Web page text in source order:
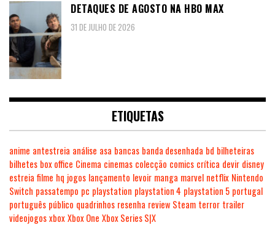
DETAQUES DE AGOSTO NA HBO MAX
31 DE JULHO DE 2026
ETIQUETAS
anime antestreia análise asa bancas banda desenhada bd bilheteiras
bilhetes box office Cinema cinemas colecção comics crítica devir disney
estreia filme hq jogos lançamento levoir manga marvel netflix Nintendo
Switch passatempo pc playstation playstation 4 playstation 5 portugal
português público quadrinhos resenha review Steam terror trailer
videojogosxboxXbox One Xbox Series S|X